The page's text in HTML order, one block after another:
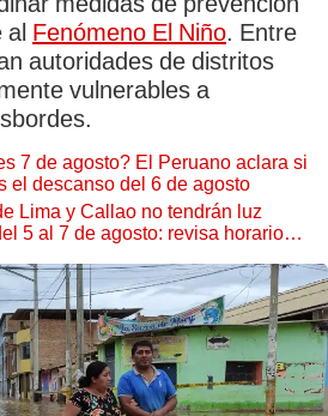
al Fenómeno El Niño. Entre
autoridades de distritos
vulnerables a
7 de agosto? El Peruano aclara si
el descanso del 6 de agosto
Lima y Callao no tendrán luz
5 al 7 de agosto: revisa horarios y